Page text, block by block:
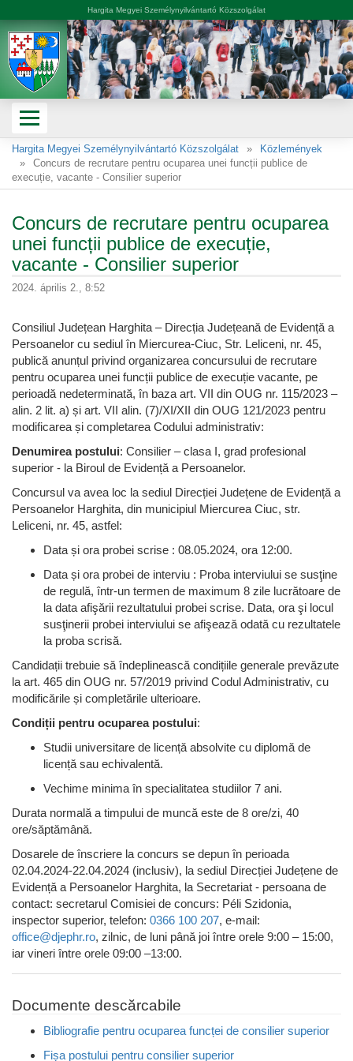
Hargita Megyei Személynyilvántartó Közszolgálat
Közlemények
Concurs de recrutare pentru ocuparea unei funcții publice de
execuție, vacante - Consilier superior
Concurs de recrutare pentru ocuparea
unei funcții publice de execuție,
vacante - Consilier superior
2024. április 2., 8:52
Consiliul Județean Harghita – Direcția Județeană de Evidență a
Persoanelor cu sediul în Miercurea-Ciuc, Str. Leliceni, nr. 45,
publică anunțul privind organizarea concursului de recrutare
pentru ocuparea unei funcții publice de execuție vacante, pe
perioadă nedeterminată, în baza art. VII din OUG nr. 115/2023 –
alin. 2 lit. a) și art. VII alin. (7)/XI/XII din OUG 121/2023 pentru
modificarea și completarea Codului administrativ:
Denumirea postului: Consilier – clasa I, grad profesional
superior - la Biroul de Evidență a Persoanelor.
Concursul va avea loc la sediul Direcției Județene de Evidență a
Persoanelor Harghita, din municipiul Miercurea Ciuc, str.
Leliceni, nr. 45, astfel:
Data și ora probei scrise : 08.05.2024, ora 12:00.
Data și ora probei de interviu : Proba interviului se susţine
de regulă, într-un termen de maximum 8 zile lucrătoare de
la data afişării rezultatului probei scrise. Data, ora şi locul
susţinerii probei interviului se afişează odată cu rezultatele
la proba scrisă.
Candidații trebuie să îndeplinească condițiile generale prevăzute
la art. 465 din OUG nr. 57/2019 privind Codul Administrativ, cu
modificările și completările ulterioare.
Condiții pentru ocuparea postului:
Studii universitare de licență absolvite cu diplomă de
licență sau echivalentă.
Vechime minima în specialitatea studiilor 7 ani.
Durata normală a timpului de muncă este de 8 ore/zi, 40
ore/săptămână.
Dosarele de înscriere la concurs se depun în perioada
02.04.2024-22.04.2024 (inclusiv), la sediul Direcției Județene de
Evidență a Persoanelor Harghita, la Secretariat - persoana de
contact: secretarul Comisiei de concurs: Péli Szidonia,
inspector superior, telefon: 0366 100 207, e-mail:
office@djephr.ro, zilnic, de luni până joi între orele 9:00 – 15:00,
iar vineri între orele 09:00 –13:00.
Documente descărcabile
Bibliografie pentru ocuparea funcței de consilier superior
Fișa postului pentru consilier superior
Hargita Megyei Személynyilvántartó Közszolgálat